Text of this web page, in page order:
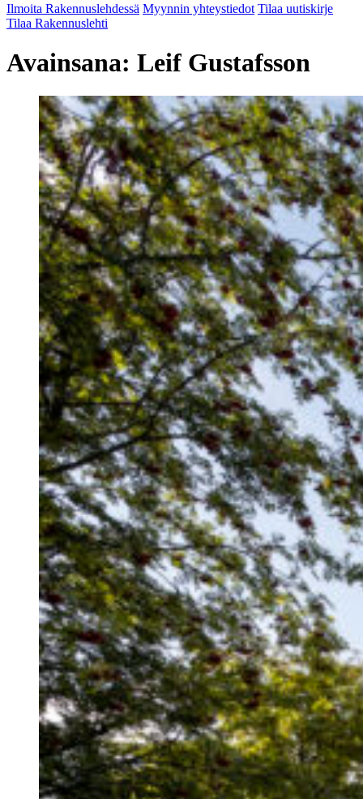
Ilmoita Rakennuslehdessä Myynnin yhteystiedot Tilaa uutiskirje
Tilaa Rakennuslehti
Avainsana: Leif Gustafsson